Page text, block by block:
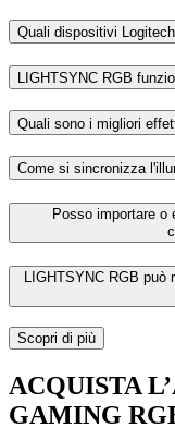
Quali dispositivi
LIGHTSYNC RGB
Quali sono i migliori
Come si sincronizza
Posso importare o
LIGHTSYNC RGB può
Scopri di più
ACQUISTA
GAMING